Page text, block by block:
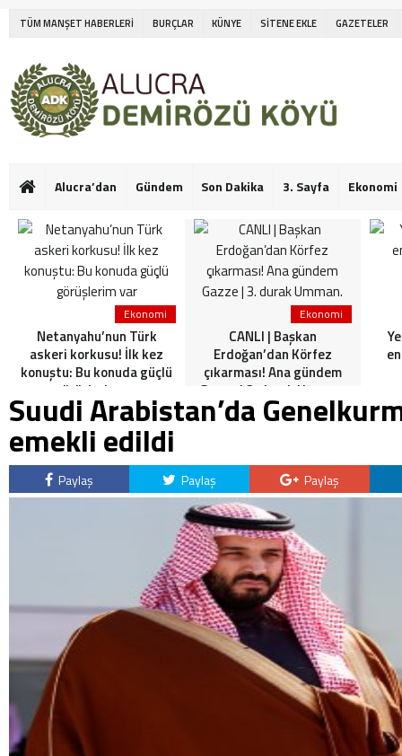
TÜM MANŞET HABERLERİ BURÇLAR KÜNYE SİTENE EKLE GAZETELER
Alucra’dan Gündem Son Dakika 3. Sayfa Ekonomi
Ekonomi
Netanyahu’nun Türk
askeri korkusu! İlk kez
konuştu: Bu konuda güçlü
görüşlerim var
Ekonomi
CANLI | Başkan
Erdoğan’dan Körfez
çıkarması! Ana gündem
Gazze | 3. durak Umman.
Suudi Arabistan’da
emekli edildi
Paylaş Paylaş Paylaş